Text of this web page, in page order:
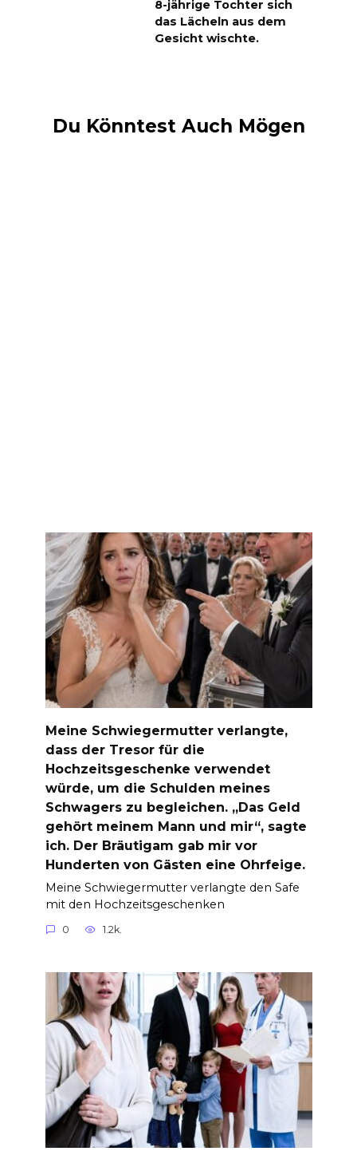
8-jährige Tochter sich
das Lächeln aus dem
Gesicht wischte.
Du Könntest Auch Mögen
Meine Schwiegermutter verlangte,
dass der Tresor für die
Hochzeitsgeschenke verwendet
würde, um die Schulden meines
Schwagers zu begleichen. „Das Geld
gehört meinem Mann und mir“, sagte
ich. Der Bräutigam gab mir vor
Hunderten von Gästen eine Ohrfeige.
Meine Schwiegermutter verlangte den Safe
mit den Hochzeitsgeschenken
0 1.2k.